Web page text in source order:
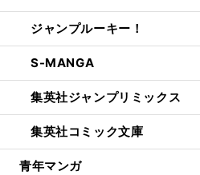
ジャンプルーキー！
S-MANGA
集英社ジャンプリミックス
集英社コミック文庫
青年マンガ